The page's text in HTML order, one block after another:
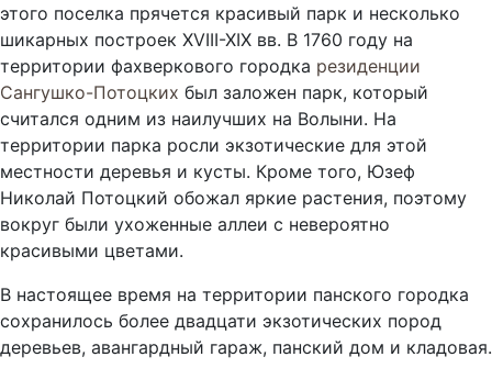
этого поселка прячется красивый парк и несколько
шикарных построек XVIII-XIX вв. В 1760 году на
территории фахверкового городка резиденции
Сангушко-Потоцких был заложен парк, который
считался одним из наилучших на Волыни. На
территории парка росли экзотические для этой
местности деревья и кусты. Кроме того, Юзеф
Николай Потоцкий обожал яркие растения, поэтому
вокруг были ухоженные аллеи с невероятно
красивыми цветами.
В настоящее время на территории панского городка
сохранилось более двадцати экзотических пород
деревьев, авангардный гараж, панский дом и кладовая.